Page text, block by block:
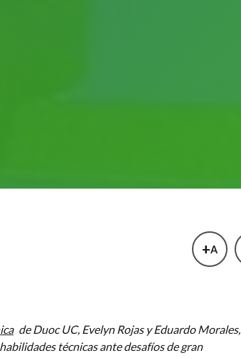
+A
de Duoc UC, Evelyn Rojas y Eduardo Morales,
técnicas ante desafíos de gran